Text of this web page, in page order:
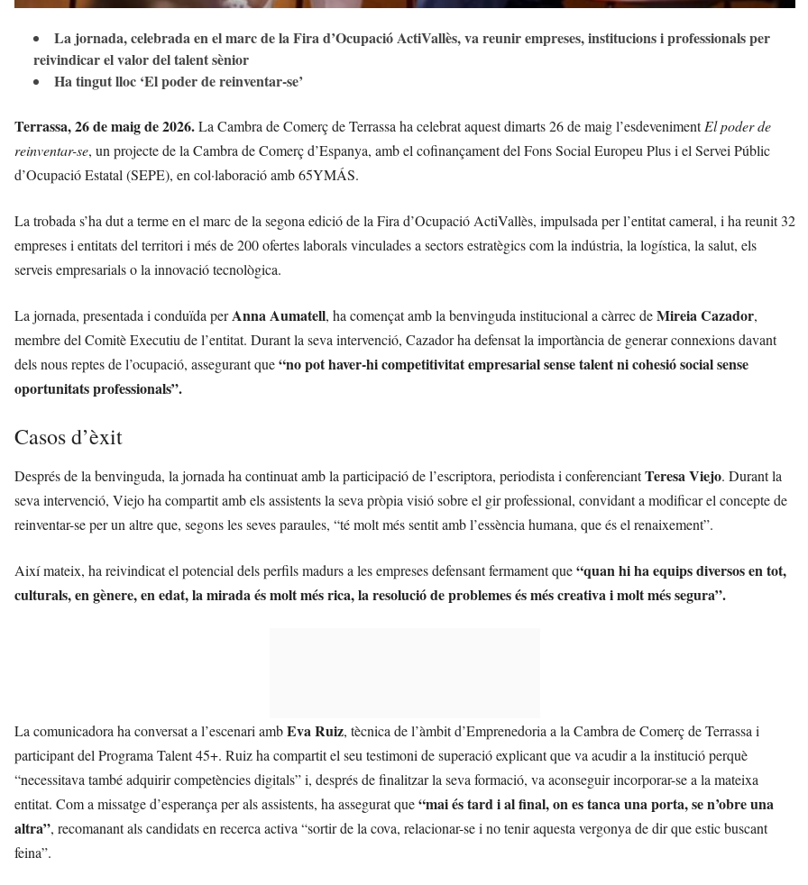
La jornada, celebrada en el marc de la Fira d’Ocupació ActiVallès, va reunir empreses, institucions i professionals per
reivindicar el valor del talent sènior
Ha tingut lloc ‘El poder de reinventar-se’
Terrassa, 26 de maig de 2026.La Cambra de Comerç de Terrassa ha celebrat aquest dimarts 26 de maig l’esdevenimentEl poder de
reinventar-se, un projecte de la Cambra de Comerç d’Espanya, amb el cofinançament del Fons Social Europeu Plus i el Servei Públic
d’Ocupació Estatal (SEPE), en col·laboració amb 65YMÁS.
La trobada s’ha dut a terme en el marc de la segona edició de la Fira d’Ocupació ActiVallès, impulsada per l’entitat cameral, i ha reunit 32
empreses i entitats del territori i més de 200 ofertes laborals vinculades a sectors estratègics com la indústria, la logística, la salut, els
serveis empresarials o la innovació tecnològica.
La jornada, presentada i conduïda perAnna Aumatell, ha començat amb la benvinguda institucional a càrrec deMireia Cazador,
membre del Comitè Executiu de l’entitat. Durant la seva intervenció, Cazador ha defensat la importància de generar connexions davant
dels nous reptes de l’ocupació, assegurant que“no pot haver-hi competitivitat empresarial sense talent ni cohesió social sense
oportunitats professionals”.
Casos d’èxit
Després de la benvinguda, la jornada ha continuat amb la participació de l’escriptora, periodista i conferenciantTeresa Viejo. Durant la
seva intervenció, Viejo ha compartit amb els assistents la seva pròpia visió sobre el gir professional, convidant a modificar el concepte de
reinventar-se per un altre que, segons les seves paraules, “té molt més sentit amb l’essència humana, que és el renaixement”.
Així mateix, ha reivindicat el potencial dels perfils madurs a les empreses defensant fermament que“quan hi ha equips diversos en tot,
culturals, en gènere, en edat, la mirada és molt més rica, la resolució de problemes és més creativa i molt més segura”.
La comunicadora ha conversat a l’escenari ambEva Ruiz, tècnica de l’àmbit d’Emprenedoria a la Cambra de Comerç de Terrassa i
participant del Programa Talent 45+. Ruiz ha compartit el seu testimoni de superació explicant que va acudir a la institució perquè
“necessitava també adquirir competències digitals” i, després de finalitzar la seva formació, va aconseguir incorporar-se a la mateixa
entitat. Com a missatge d’esperança per als assistents, ha assegurat que“mai és tard i al final, on es tanca una porta, se n’obre una
altra”, recomanant als candidats en recerca activa “sortir de la cova, relacionar-se i no tenir aquesta vergonya de dir que estic buscant
feina”.